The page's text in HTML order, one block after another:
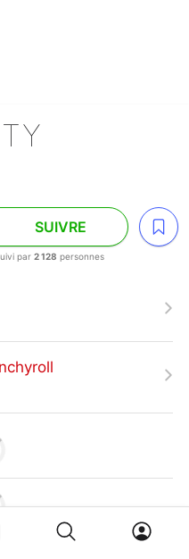
SUIVRE
par 2 128 personnes